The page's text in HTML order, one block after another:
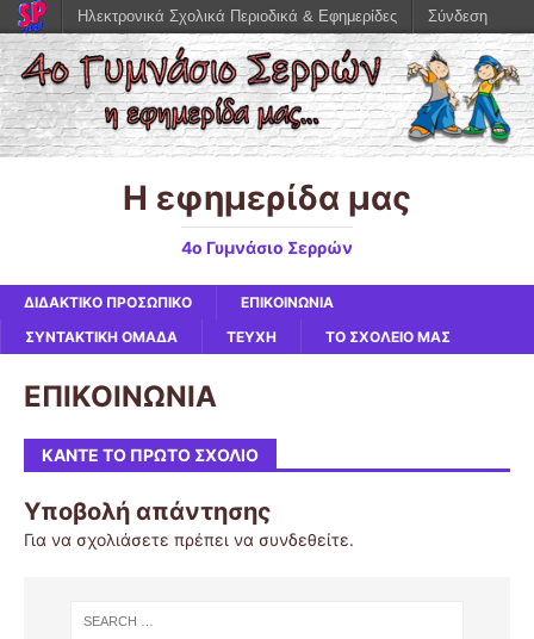
Η εφημερίδα μας
4ο Γυμνάσιο Σερρών
ΔΙΔΑΚΤΙΚΟ ΠΡΟΣΩΠΙΚΟ
ΕΠΙΚΟΙΝΩΝΙΑ
ΣΥΝΤΑΚΤΙΚΗ ΟΜΑΔΑ
ΤΕΥΧΗ ΤΟ ΣΧΟΛΕΙΟ ΜΑΣ
ΕΠΙΚΟΙΝΩΝΙΑ
ΚΆΝΤΕ ΤΟ ΠΡΏΤΟ ΣΧΌΛΙΟ
Υποβολή απάντησης
Για να σχολιάσετε πρέπει να συνδεθείτε.
Ηλεκτρονικά Σχολικά Περιοδικά & Εφημερίδες Σύνδεση